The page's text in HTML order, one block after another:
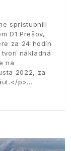
sprístupnili
D1 Prešov,
za 24 hodín
tvorí nákladná
na
2022, za
p>